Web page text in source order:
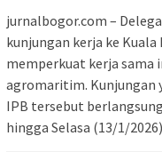
jurnalbogor.com –
kunjungan kerja ke
memperkuat kerja sama
agromaritim. Kunjungan
IPB tersebut
hingga Selasa (13/1/